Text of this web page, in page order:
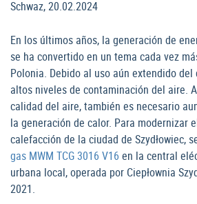
Schwaz, 20.02.2024
En los últimos años, la generación de
se ha convertido en un tema cada vez
Polonia. Debido al uso aún extendido
altos niveles de contaminación del aire.
calidad del aire, también es necesario
la generación de calor. Para modernizar
calefacción de la ciudad de Szydłowiec,
gas MWM TCG 3016 V16 en la central
urbana local, operada por Ciepłownia
2021.